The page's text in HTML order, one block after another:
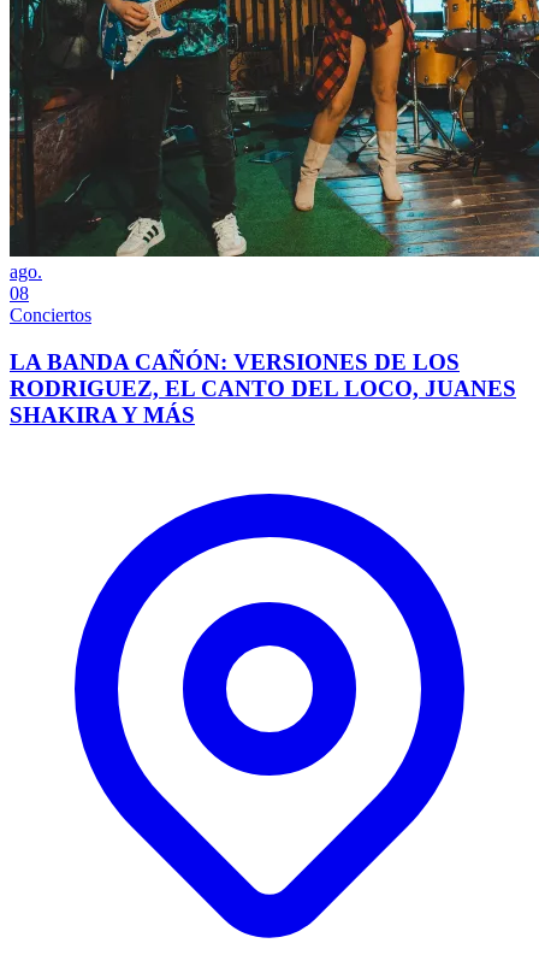
ago.
08
Conciertos
LA BANDA CAÑÓN: VERSIONES DE LOS
RODRIGUEZ, EL CANTO DEL LOCO, JUANES
SHAKIRA Y MÁS